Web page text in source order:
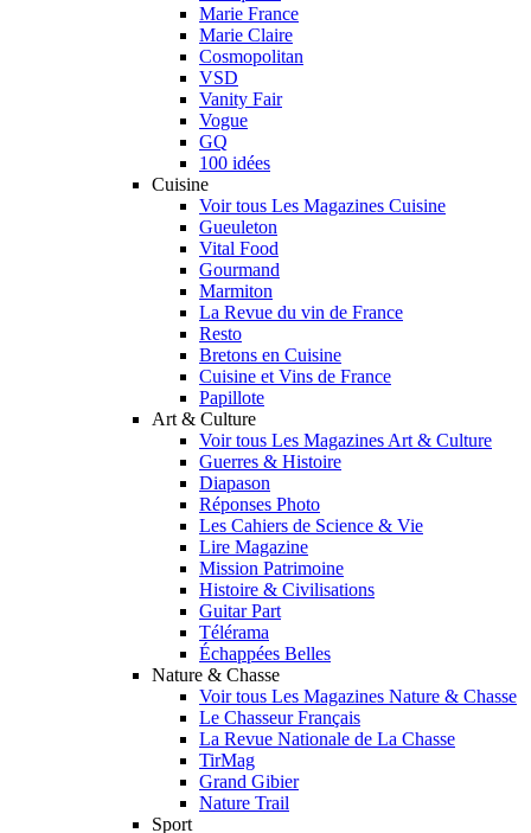
Marie France
Marie Claire
Cosmopolitan
VSD
Vanity Fair
Vogue
GQ
100 idées
Cuisine
Voir tous Les Magazines Cuisine
Gueuleton
Vital Food
Gourmand
Marmiton
La Revue du vin de France
Resto
Bretons en Cuisine
Cuisine et Vins de France
Papillote
Art & Culture
Voir tous Les Magazines Art & Culture
Guerres & Histoire
Diapason
Réponses Photo
Les Cahiers de Science & Vie
Lire Magazine
Mission Patrimoine
Histoire & Civilisations
Guitar Part
Télérama
Échappées Belles
Nature & Chasse
Voir tous Les Magazines Nature & Chasse
Le Chasseur Français
La Revue Nationale de La Chasse
TirMag
Grand Gibier
Nature Trail
Sport